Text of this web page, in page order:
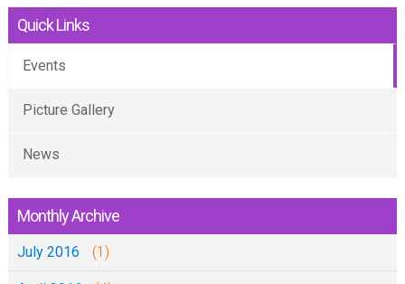
Quick Links
Events
Picture Gallery
News
Monthly Archive
July 2016 (1)